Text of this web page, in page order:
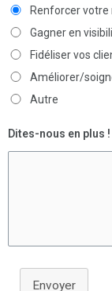
Renforcer
Gagner en
Fidéliser vos
Améliorer/
Autre
Dites-nous en plus !
Envoyer